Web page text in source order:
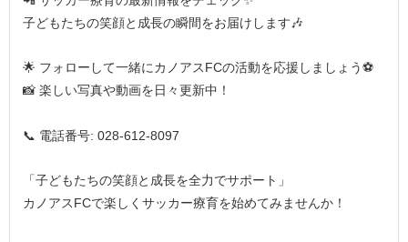
子どもたちの笑顔と成長の瞬間をお届けします🎶
🌟 フォローして一緒にカノアスFCの活動を応援しましょう⚽️
📸 楽しい写真や動画を日々更新中！
📞 電話番号: 028-612-8097
「子どもたちの笑顔と成長を全力でサポート」
カノアスFCで楽しくサッカー療育を始めてみませんか！